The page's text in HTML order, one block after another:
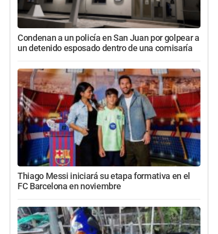
Condenan a un policía en San Juan por golpear a
un detenido esposado dentro de una comisaría
Thiago Messi iniciará su etapa formativa en el
FC Barcelona en noviembre